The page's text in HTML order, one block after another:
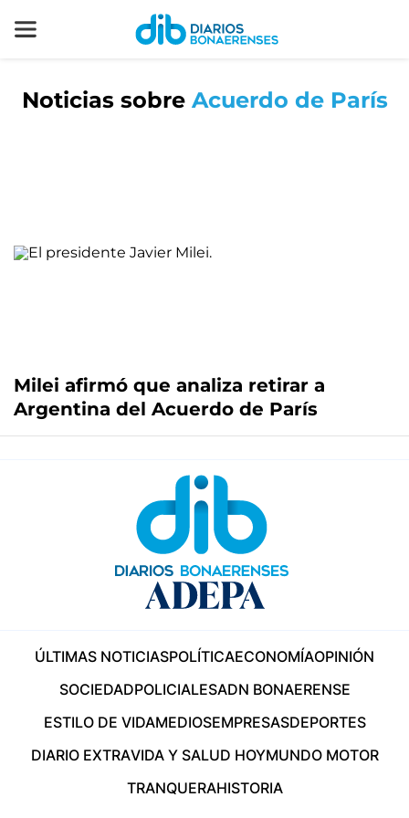
Noticias sobre Acuerdo de París
Milei afirmó que analiza retirar a
Argentina del Acuerdo de París
ÚLTIMAS NOTICIASPOLÍTICAECONOMÍAOPINIÓN
SOCIEDADPOLICIALESADN BONAERENSE
ESTILO DE VIDAMEDIOSEMPRESASDEPORTES
DIARIO EXTRAVIDA Y SALUD HOYMUNDO MOTOR
TRANQUERAHISTORIA